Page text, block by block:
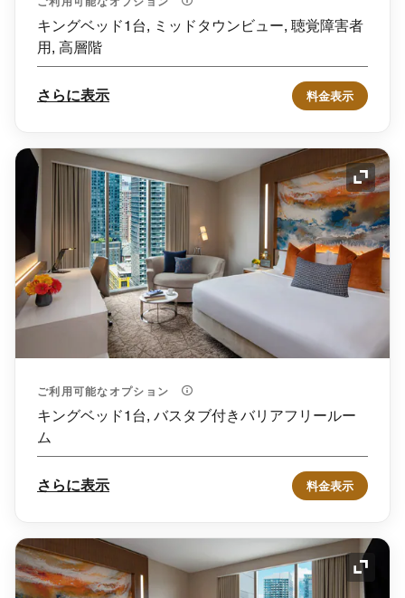
キングベッド1台, ミッドタウンビュー, 聴覚障害者
用, 高層階
さらに表示 料金表示
アイ
ご利用可能なオプション
キングベッド1台, バスタブ付きバリアフリールー
ム
さらに表示 料金表示
アイ